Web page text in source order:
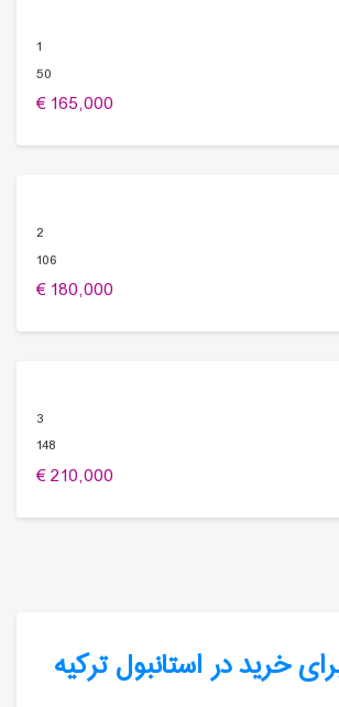
1
50
165,000 €
2
106
180,000 €
3
148
210,000 €
خرید در استانبول ترکیه